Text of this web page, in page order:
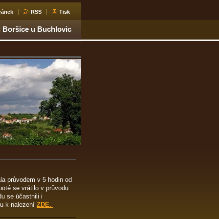
RSS Tisk
Boršice u Buchlovic
průvodem v 5 hodin od
se vrátilo v průvodu
se účastnili i
k nalezení ZDE.